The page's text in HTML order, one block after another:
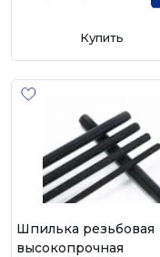
Купить
Шпилька резьбовая
высокопрочная